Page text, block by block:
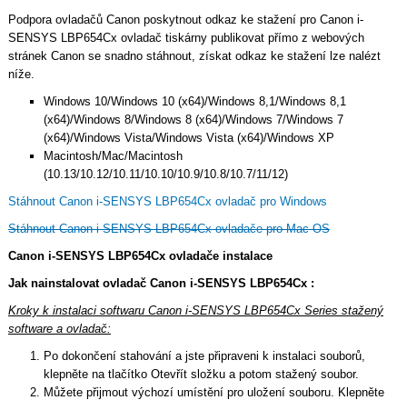
Podpora ovladačů Canon poskytnout odkaz ke stažení pro Canon i-
SENSYS LBP654Cx ovladač tiskárny publikovat přímo z webových
stránek Canon se snadno stáhnout, získat odkaz ke stažení lze nalézt
níže.
Windows 10/Windows 10 (x64)/Windows 8,1/Windows 8,1
(x64)/Windows 8/Windows 8 (x64)/Windows 7/Windows 7
(x64)/Windows Vista/Windows Vista (x64)/Windows XP
Macintosh/Mac/Macintosh
(10.13/10.12/10.11/10.10/10.9/10.8/10.7/11/12)
Stáhnout Canon i-SENSYS LBP654Cx ovladač pro Windows
Stáhnout Canon i-SENSYS LBP654Cx ovladače pro Mac OS
Canon i-SENSYS LBP654Cx ovladače instalace
Jak nainstalovat ovladač Canon i-SENSYS LBP654Cx :
Kroky k instalaci softwaru Canon i-SENSYS LBP654Cx Series stažený
software a ovladač:
Po dokončení stahování a jste připraveni k instalaci souborů,
klepněte na tlačítko Otevřít složku a potom stažený soubor.
Můžete přijmout výchozí umístění pro uložení souboru. Klepněte